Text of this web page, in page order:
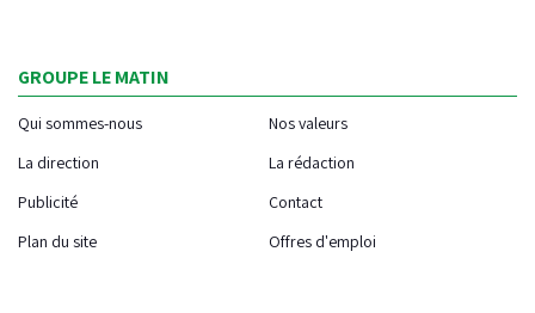
GROUPE LE MATIN
Qui sommes-nous
Nos valeurs
La direction
La rédaction
Publicité
Contact
Plan du site
Offres d'emploi